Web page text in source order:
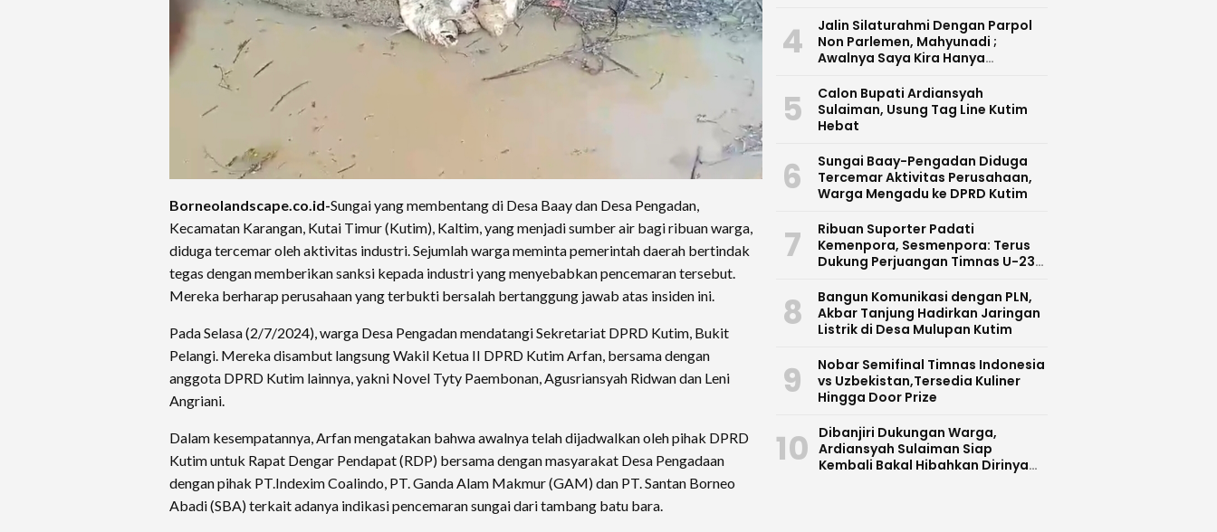
Borneolandscape.co.id-Sungai yang membentang di Desa Baay dan Desa Pengadan,
Kecamatan Karangan, Kutai Timur (Kutim), Kaltim, yang menjadi sumber air bagi ribuan warga,
diduga tercemar oleh aktivitas industri. Sejumlah warga meminta pemerintah daerah bertindak
tegas dengan memberikan sanksi kepada industri yang menyebabkan pencemaran tersebut.
Mereka berharap perusahaan yang terbukti bersalah bertanggung jawab atas insiden ini.
Pada Selasa (2/7/2024), warga Desa Pengadan mendatangi Sekretariat DPRD Kutim, Bukit
Pelangi. Mereka disambut langsung Wakil Ketua II DPRD Kutim Arfan, bersama dengan
anggota DPRD Kutim lainnya, yakni Novel Tyty Paembonan, Agusriansyah Ridwan dan Leni
Angriani.
Dalam kesempatannya, Arfan mengatakan bahwa awalnya telah dijadwalkan oleh pihak DPRD
Kutim untuk Rapat Dengar Pendapat (RDP) bersama dengan masyarakat Desa Pengadaan
dengan pihak PT.Indexim Coalindo, PT. Ganda Alam Makmur (GAM) dan PT. Santan Borneo
Abadi (SBA) terkait adanya indikasi pencemaran sungai dari tambang batu bara.
4
Jalin Silaturahmi Dengan Parpol
Non Parlemen, Mahyunadi ;
Awalnya Saya Kira Hanya
5
Calon Bupati Ardiansyah
Sulaiman, Usung Tag Line Kutim
Hebat
6
Sungai Baay-Pengadan Diduga
Tercemar Aktivitas Perusahaan,
Warga Mengadu ke DPRD Kutim
7
Ribuan Suporter Padati
Kemenpora, Sesmenpora: Terus
Dukung Perjuangan Timnas U-23
2024 Paris
8
Bangun Komunikasi dengan PLN,
Akbar Tanjung Hadirkan Jaringan
Listrik di Desa Mulupan Kutim
9
Nobar Semifinal Timnas Indonesia
vs Uzbekistan,Tersedia Kuliner
Hingga Door Prize
10
Dibanjiri Dukungan Warga,
Ardiansyah Sulaiman Siap
Kembali Bakal Hibahkan Dirinya